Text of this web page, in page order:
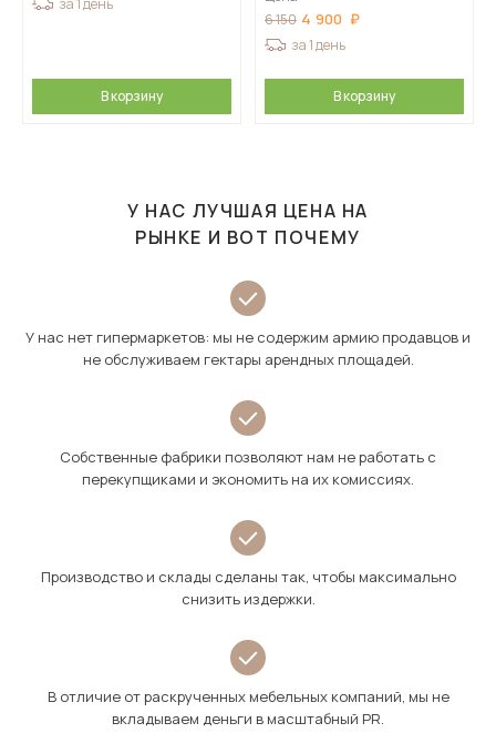
за 1 день
В корзину
6 150 4 900
за 1 день
В корзину
У НАС ЛУЧШАЯ ЦЕНА НА
РЫНКЕ И ВОТ ПОЧЕМУ
У нас нет гипермаркетов: мы не содержим армию продавцов и
не обслуживаем гектары арендных площадей.
Собственные фабрики позволяют нам не работать с
перекупщиками и экономить на их комиссиях.
Производство и склады сделаны так, чтобы максимально
снизить издержки.
В отличие от раскрученных мебельных компаний, мы не
вкладываем деньги в масштабный PR.